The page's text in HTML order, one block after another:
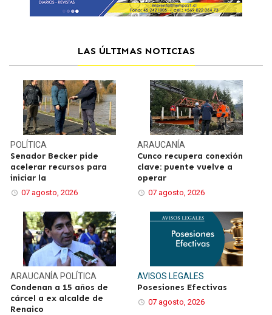
LAS ÚLTIMAS NOTICIAS
POLÍTICA
Senador Becker pide
acelerar recursos para
iniciar la
07 agosto, 2026
ARAUCANÍA
Cunco recupera conexión
clave: puente vuelve a
operar
07 agosto, 2026
ARAUCANÍA POLÍTICA
Condenan a 15 años de
cárcel a ex alcalde de
Renaico
AVISOS LEGALES
Posesiones Efectivas
07 agosto, 2026